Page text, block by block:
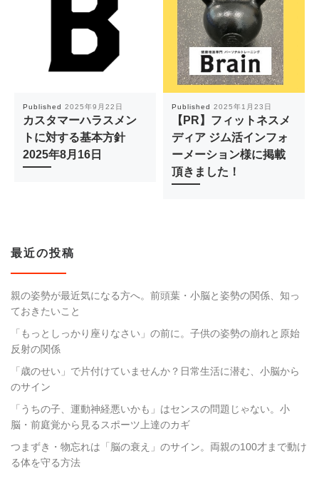
Published 2025年9月22日
カスタマーハラスメン
トに対する基本方針
2025年8月16日
Published 2025年1月23日
【PR】フィットネスメ
ディア ジム活インフォ
ーメーション様に掲載
頂きました！
最近の投稿
親の姿勢が最近気になる方へ。前頭葉・小脳と姿勢の関係、知っ
ておきたいこと
「もっとしっかり座りなさい」の前に。子供の姿勢の崩れと原始
反射の関係
「歳のせい」で片付けていませんか？日常生活に潜む、小脳から
のサイン
「うちの子、運動神経悪いかも」はセンスの問題じゃない。小
脳・前庭覚から見るスポーツ上達のカギ
つまずき・物忘れは「脳の衰え」のサイン。両親の100才まで動け
る体を守る方法